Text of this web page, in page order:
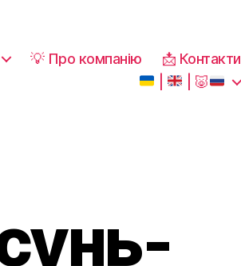
💡 Про компанію
📩 Контакти
🐷